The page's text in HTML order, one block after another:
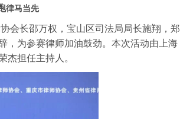
律马当先
会长邵万权，宝山区司法局局长施翔，郑
，为参赛律师加油鼓劲。本次活动由上海
杰担任主持人。